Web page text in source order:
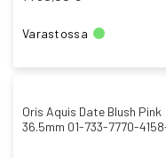
Varastossa
Oris Aquis Date Blush Pink
36.5mm 01-733-7770-